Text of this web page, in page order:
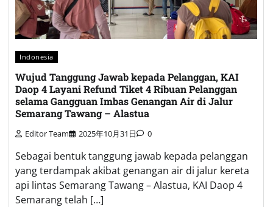
Indonesia
Wujud Tanggung Jawab kepada Pelanggan, KAI
Daop 4 Layani Refund Tiket 4 Ribuan Pelanggan
selama Gangguan Imbas Genangan Air di Jalur
Semarang Tawang – Alastua
Editor Team 2025年10月31日 0
Sebagai bentuk tanggung jawab kepada pelanggan
yang terdampak akibat genangan air di jalur kereta
api lintas Semarang Tawang – Alastua, KAI Daop 4
Semarang telah […]